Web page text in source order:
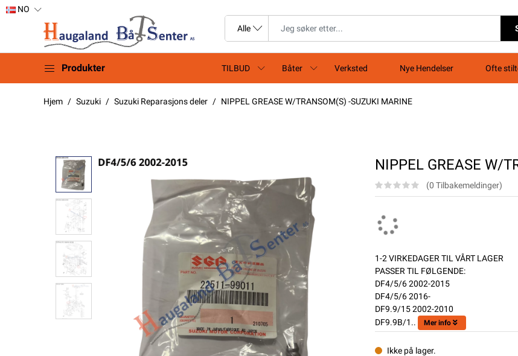
NO
Produkter TILBUD Båter Verksted Nye Hendelser Ofte
Hjem Suzuki Suzuki Reparasjons deler NIPPEL GREASE W/TRANSOM(S) -SUZUKI MARINE
NIPPEL GREASE W/
(0 Tilbakemeldinger)
1-2 VIRKEDAGER TIL VÅRT LAGER
PASSER TIL FØLGENDE:
DF4/5/6 2002-2015
DF4/5/6 2016-
DF9.9/15 2002-2010
DF9.9B/1..
Mer info
Ikke på lager.